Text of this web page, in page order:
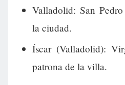
Valladolid: San
la ciudad.
Íscar (Valladolid):
patrona de la villa.